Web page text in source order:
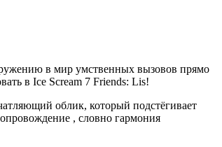
в мир умственных вызовов прямо
в Ice Scream 7 Friends: Lis!
облик, который подстёгивает
, словно гармония